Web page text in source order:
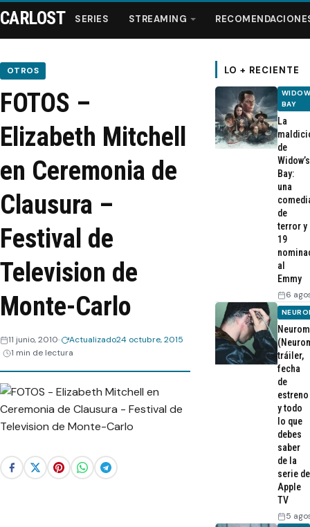
Series
Streaming
Recomendaciones
CARLOST SERIES STREAMING
OTROS
FOTOS –
Elizabeth Mitchell
en Ceremonia de
Clausura –
Festival de
Television de
Monte-Carlo
11 junio, 2010 Actualizado24 octubre, 2015
1 min de lectura
LO + RECIENTE
BAY
La
de
Widow’s
Bay:
una
de
terror y
19
al
Emmy
6
tráiler,
fecha
de
estreno
y todo
lo que
debes
saber
de la
serie de
Apple
TV
5